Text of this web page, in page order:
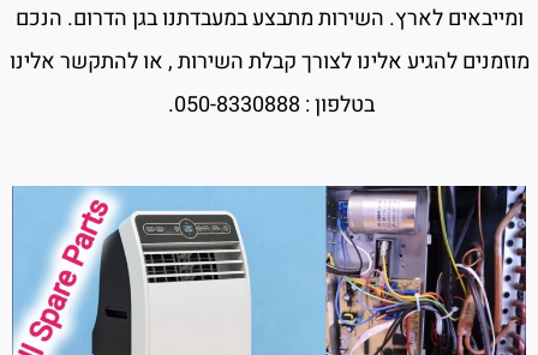
ומייבאים לארץ. השירות מתבצע במעבדתנו בגן הדרום. הנכם
מוזמנים להגיע אלינו לצורך קבלת השירות , או להתקשר אלינו
בטלפון : 050-8330888.